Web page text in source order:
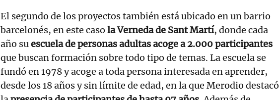
El segundo de los proyectos también está ubicado en un barrio
barcelonés, en este caso la Verneda de Sant Martí, donde cada
año suescuela de personas adultas acoge a 2.000 participantes
que buscan formación sobre todo tipo de temas. La escuela se
fundó en 1978 y acoge a toda persona interesada en aprender,
desde los 18 años y sin límite de edad, en la que Merodio destacó